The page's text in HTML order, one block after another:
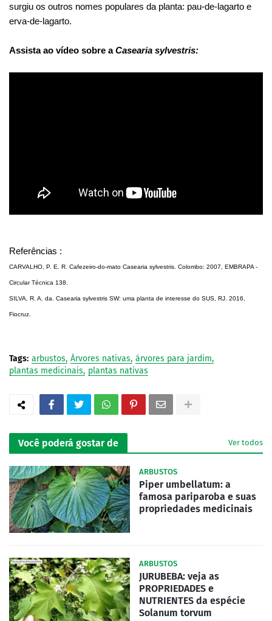
surgiu os outros nomes populares da planta: pau-de-lagarto e
erva-de-lagarto.
Assista ao vídeo sobre aCasearia sylvestris:
Referências :
CARVALHO, P. E. R. Cafezeiro-do-mato Casearia sylvestris. Colombo: 2007, EMBRAPA -
Circular Técnica 138.
SILVA, R. A. da. Casearia sylvestris SW: uma planta de interesse do SUS, RJ. 2016,
Fiocruz.
Tags: arbustos Árvores nativas árvores para jardim
plantas medicinais plantas nativas
Você poderá gostar de Ver todos
ARBUSTOS
Piper umbellatum: a
famosa pariparoba e suas
propriedades medicinais
ARBUSTOS
JURUBEBA: veja as
PROPRIEDADES e
NUTRIENTES da espécie
Solanum torvum